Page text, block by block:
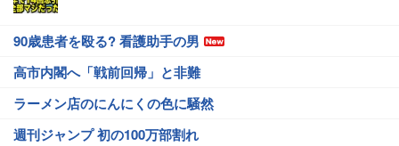
90歳患者を殴る? 看護助手の男
高市内閣へ「戦前回帰」と非難
ラーメン店のにんにくの色に騒然
週刊ジャンプ 初の100万部割れ